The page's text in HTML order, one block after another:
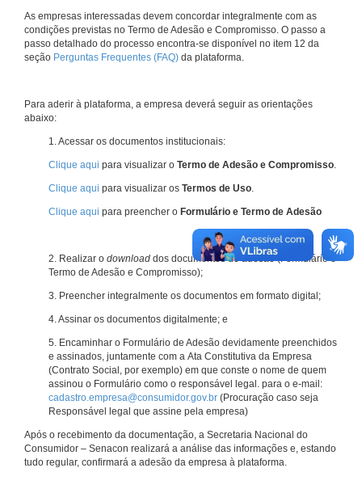
As empresas interessadas devem concordar integralmente com as
condições previstas no Termo de Adesão e Compromisso. O passo a
passo detalhado do processo encontra-se disponível no item 12 da
seção Perguntas Frequentes (FAQ) da plataforma.
Para aderir à plataforma, a empresa deverá seguir as orientações
abaixo:
1. Acessar os documentos institucionais:
Clique aqui para visualizar o Termo de Adesão e Compromisso.
Clique aqui para visualizar os Termos de Uso.
Clique aqui para preencher o Formulário e Termo de Adesão
2. Realizar o download dos documentos de adesão (Formulário e
Termo de Adesão e Compromisso);
3. Preencher integralmente os documentos em formato digital;
4. Assinar os documentos digitalmente; e
5. Encaminhar o Formulário de Adesão devidamente preenchidos
e assinados, juntamente com a Ata Constitutiva da Empresa
(Contrato Social, por exemplo) em que conste o nome de quem
assinou o Formulário como o responsável legal. para o e-mail:
cadastro.empresa@consumidor.gov.br (Procuração caso seja
Responsável legal que assine pela empresa)
Após o recebimento da documentação, a Secretaria Nacional do
Consumidor – Senacon realizará a análise das informações e, estando
tudo regular, confirmará a adesão da empresa à plataforma.